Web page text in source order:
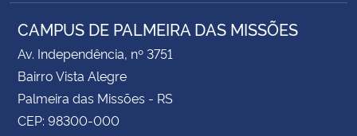
CAMPUS DE PALMEIRA DAS MISSÕES
Av. Independência, nº 3751
Bairro Vista Alegre
Palmeira das Missões - RS
CEP: 98300-000